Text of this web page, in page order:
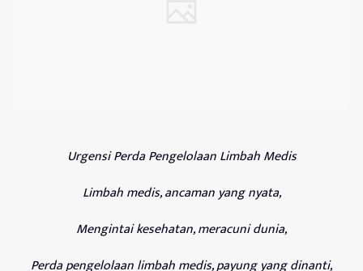
Urgensi Perda Pengelolaan Limbah Medis
Limbah medis, ancaman yang nyata,
Mengintai kesehatan, meracuni dunia,
Perda pengelolaanlimbah medis, payung yang dinanti,